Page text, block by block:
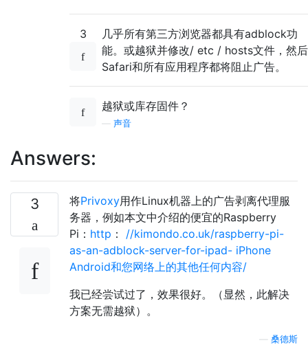
3
几乎所有第三方浏览器都具有adblock功
能。或越狱并修改/ etc / hosts文件，然后
Safari和所有应用程序都将阻止广告。
越狱或库存固件？
声音
Answers:
3 将Privoxy用作Linux机器上的广告剥离代理服
务器，例如本文中介绍的便宜的Raspberry
Pi： http ： //kimondo.co.uk/raspberry-pi-
as-an-adblock-server-for-ipad- iPhone
Android和您网络上的其他任何内容/
我已经尝试过了，效果很好。（显然，此解决
方案无需越狱）。
桑德斯